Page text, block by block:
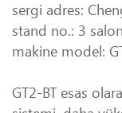
sergi adres:
stand no.: 3
makine model:
GT2-BT esas